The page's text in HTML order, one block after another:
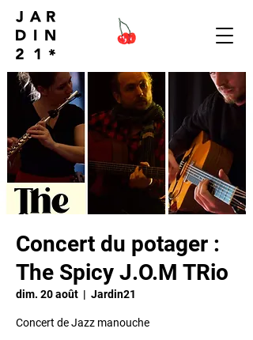
Concert du potager :
The Spicy J.O.M TRio
dim. 20 août
  |
Jardin21
Concert de Jazz manouche